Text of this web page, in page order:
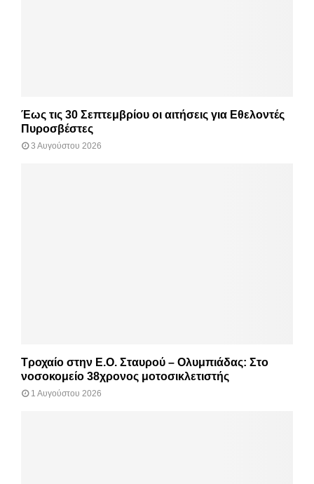
Έως τις 30 Σεπτεμβρίου οι αιτήσεις για Εθελοντές
Πυροσβέστες
3 Αυγούστου 2026
Τροχαίο στην Ε.Ο. Σταυρού – Ολυμπιάδας: Στο
νοσοκομείο 38χρονος μοτοσικλετιστής
1 Αυγούστου 2026